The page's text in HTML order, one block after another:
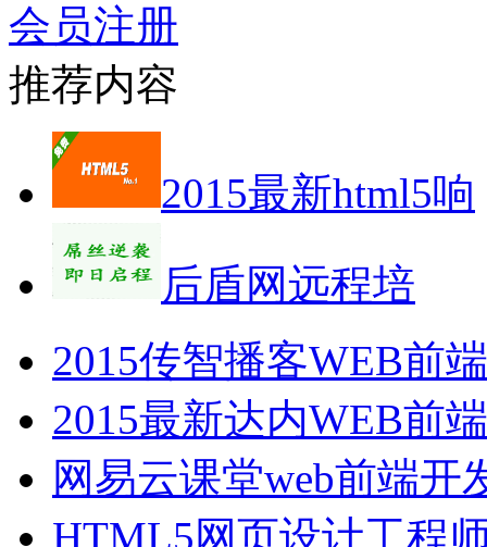
会员注册
推荐内容
2015最新html5响
后盾网远程培
2015传智播客WEB前
2015最新达内WEB前
网易云课堂web前端开
HTML5网页设计工程